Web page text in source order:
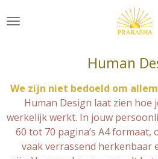
direct
Human
We zijn niet bedoeld om
Human Design laat zien hoe
werkelijk werkt. In jouw
60 tot 70 pagina’s A4 formaat,
vaak verrassend herkenbaar